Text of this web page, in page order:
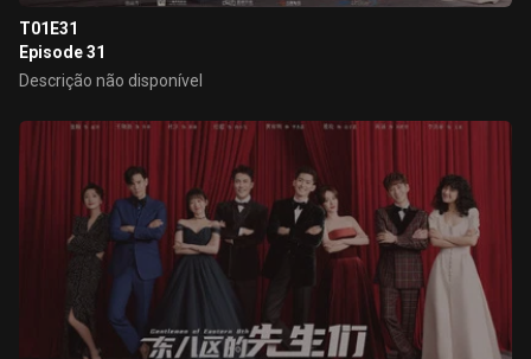
T01E31
Episode 31
Descrição não disponível